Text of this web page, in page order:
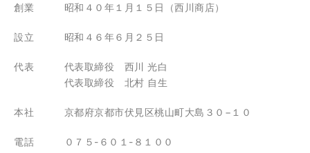
創業 昭和４０年１月１５日（西川商店）
設立 昭和４６年６月２５日
代表 代表取締役 西川 光白
代表取締役 北村 自生
本社 京都府京都市伏見区桃山町大島３０−１０
電話 ０７５-６０１-８１００